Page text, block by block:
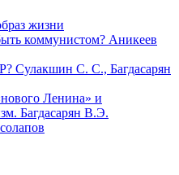
жизни
коммунистом? Аникеев
Сулакшин С. С., Багдасарян
Ленина» и
Багдасарян В.Э.